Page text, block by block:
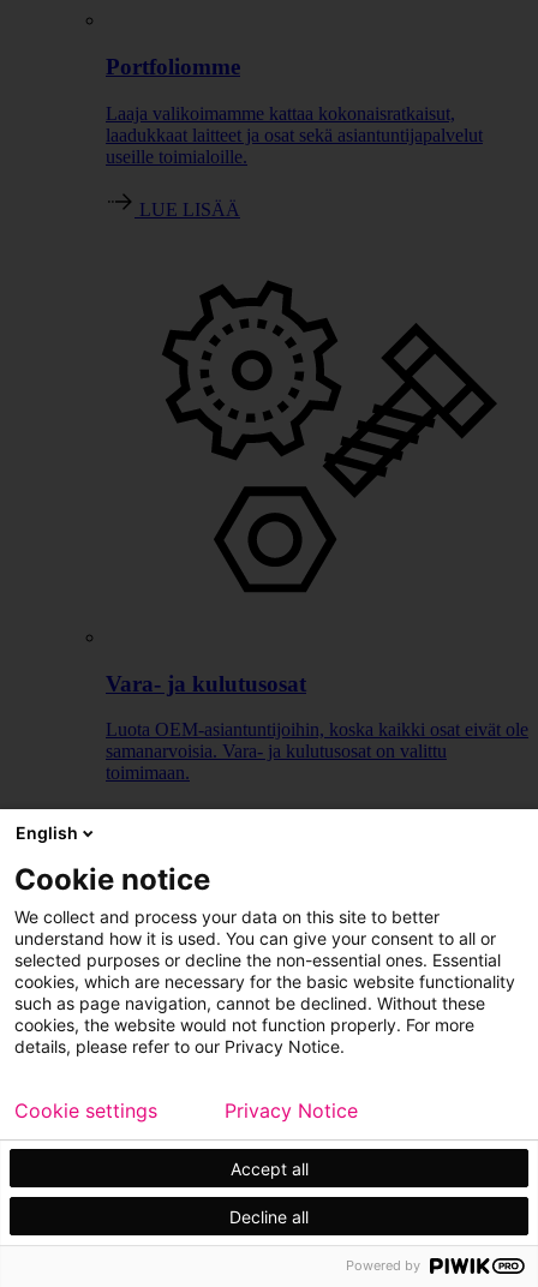
Portfoliomme
Laaja valikoimamme kattaa kokonaisratkaisut,
laadukkaat laitteet ja osat sekä asiantuntijapalvelut
useille toimialoille.
LUE LISÄÄ
Vara- ja kulutusosat
Luota OEM-asiantuntijoihin, koska kaikki osat eivät ole
samanarvoisia. Vara- ja kulutusosat on valittu
toimimaan.
English
Cookie notice
We collect and process your data on this site to better
understand how it is used. You can give your consent to all or
selected purposes or decline the non-essential ones. Essential
cookies, which are necessary for the basic website functionality
such as page navigation, cannot be declined. Without these
cookies, the website would not function properly. For more
details, please refer to our Privacy Notice.
Accept all
Decline all
Cookie settings Privacy Notice
Powered by